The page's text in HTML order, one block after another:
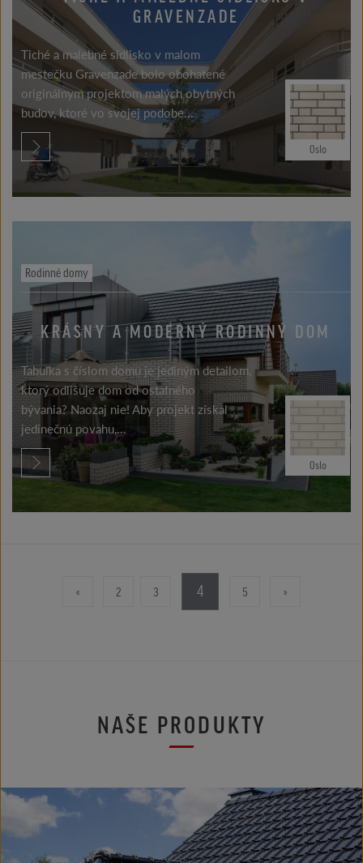
GRAVENZADE
Tiché a malebné sídlisko v malom
mestečku Gravenzade bolo obohatené
originálnym projektom malých obytných
budov, ktoré vo svojej podobe...
Oslo
Rodinné domy
KRÁSNY A MODERNÝ RODINNÝ DOM
Tabuľka s číslom domu je jediným detailom,
ktorý odlišuje dom od ostatného
bývania? Naozaj nie! Aby projekt získal
jedinečnú povahu,...
Oslo
« 2 3 4 5 »
NAŠE PRODUKTY